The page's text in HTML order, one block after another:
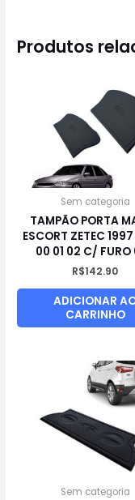
Produtos
Sem categoria
TAMPÃO PORTA
ESCORT ZETEC
00 01 02 C/ FURO
R$142.90
ADICIONAR
CARRINHO
Sem categoria